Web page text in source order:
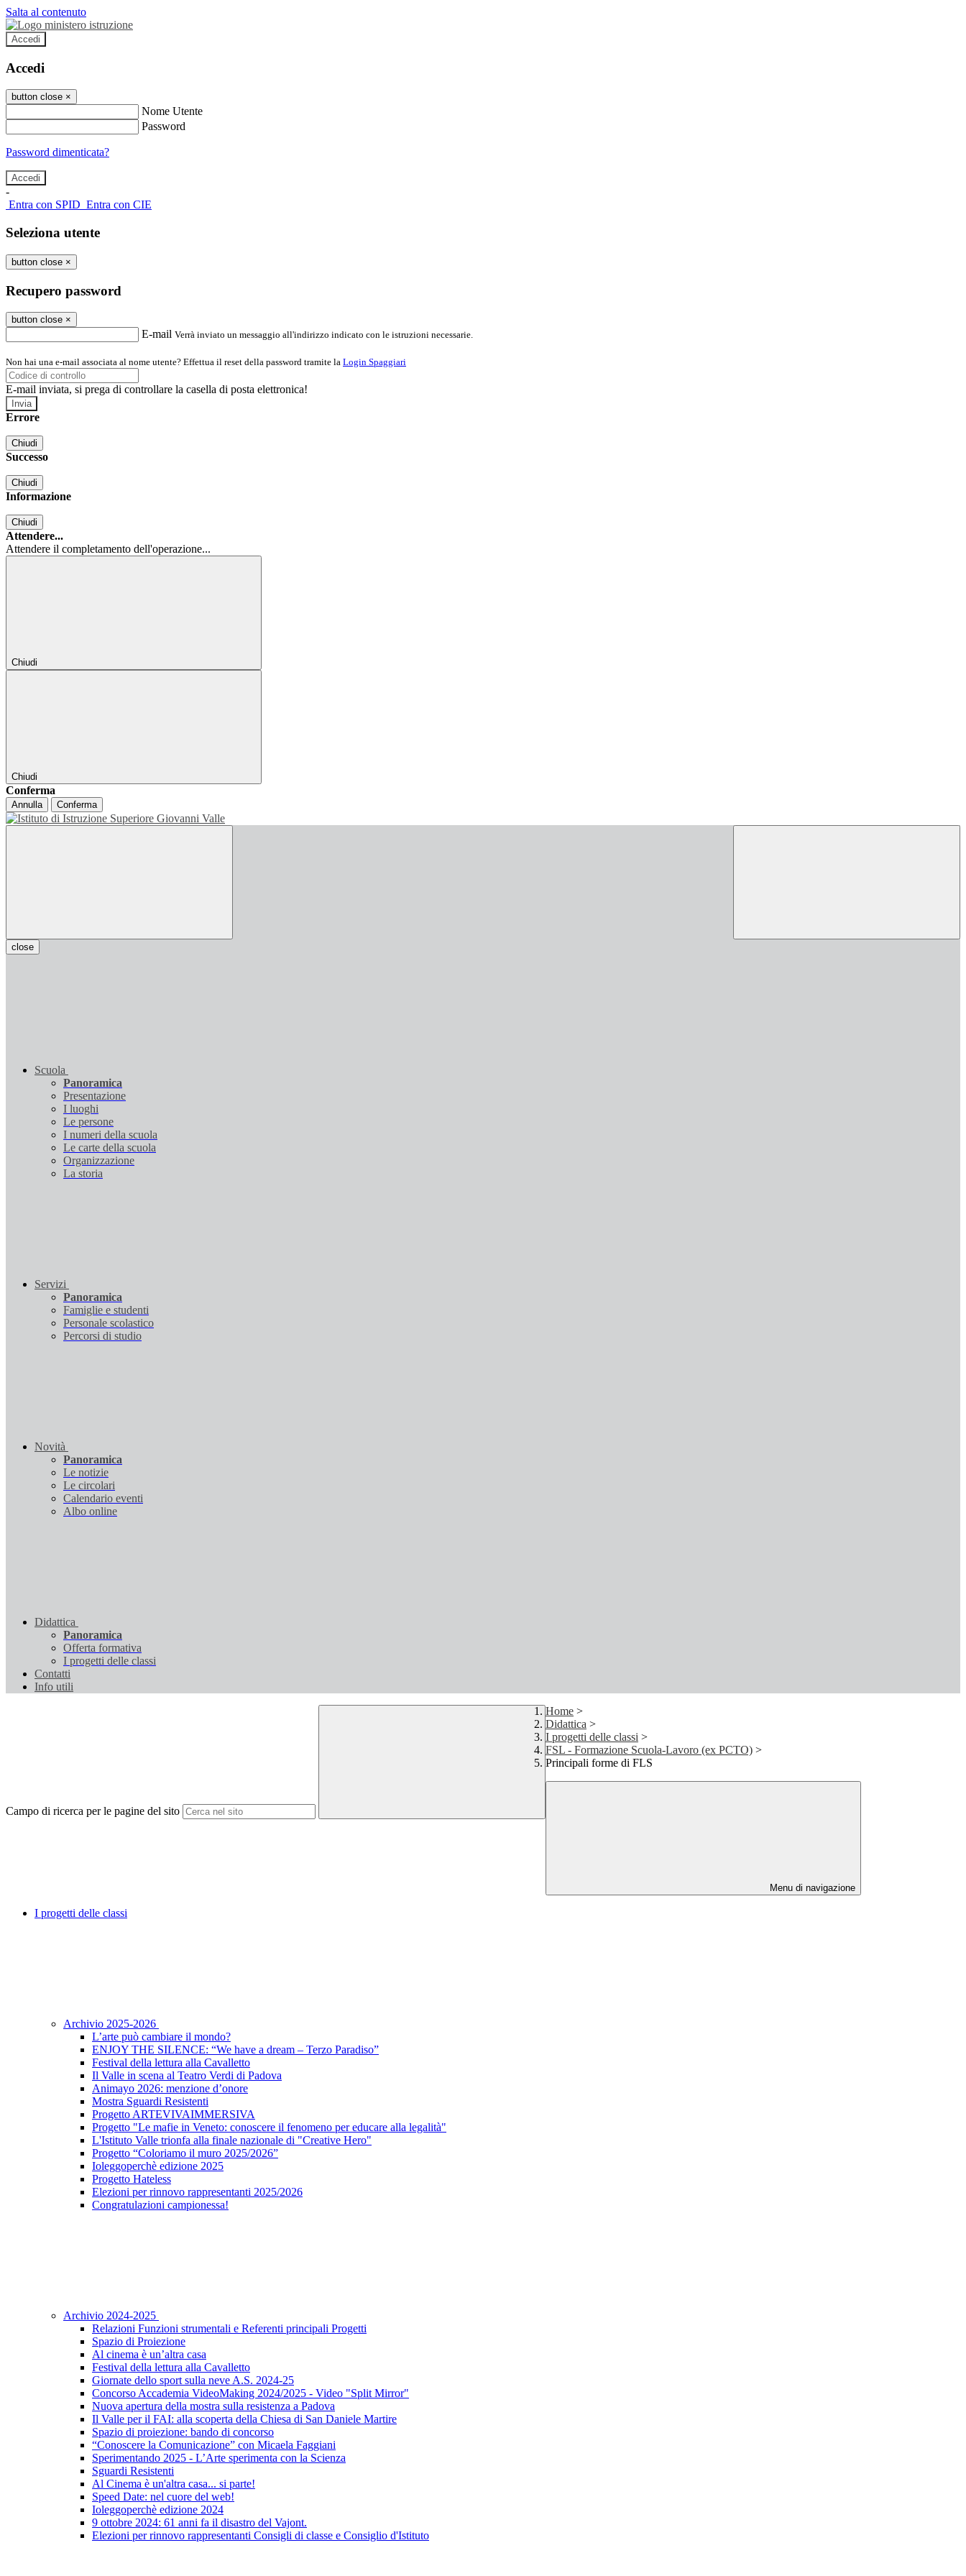
Salta al contenuto
Accedi
Accedi
button close ×
Nome Utente
Password
Password dimenticata?
-
Entra con SPID Entra con CIE
Seleziona utente
button close ×
Recupero password
button close ×
E-mail Verrà inviato un messaggio all'indirizzo indicato con le istruzioni necessarie.
Non hai una e-mail associata al nome utente? Effettua il reset della password tramite la Login Spaggiari
E-mail inviata, si prega di controllare la casella di posta elettronica!
Errore
Chiudi
Successo
Chiudi
Informazione
Chiudi
Attendere...
Attendere il completamento dell'operazione...
Chiudi
Chiudi
Conferma
Annulla Conferma
close
Scuola
Panoramica
Presentazione
I luoghi
Le persone
I numeri della scuola
Le carte della scuola
Organizzazione
La storia
Servizi
Panoramica
Famiglie e studenti
Personale scolastico
Percorsi di studio
Novità
Panoramica
Le notizie
Le circolari
Calendario eventi
Albo online
Didattica
Panoramica
Offerta formativa
I progetti delle classi
Contatti
Info utili
Campo di ricerca per le pagine del sito
Home >
Didattica >
I progetti delle classi >
FSL - Formazione Scuola-Lavoro (ex PCTO) >
Principali forme di FLS
Menu di navigazione
I progetti delle classi
Archivio 2025-2026
L’arte può cambiare il mondo?
ENJOY THE SILENCE: “We have a dream – Terzo Paradiso”
Festival della lettura alla Cavalletto
Il Valle in scena al Teatro Verdi di Padova
Animayo 2026: menzione d’onore
Mostra Sguardi Resistenti
Progetto ARTEVIVAIMMERSIVA
Progetto "Le mafie in Veneto: conoscere il fenomeno per educare alla legalità"
L'Istituto Valle trionfa alla finale nazionale di "Creative Hero"
Progetto “Coloriamo il muro 2025/2026”
Ioleggoperchè edizione 2025
Progetto Hateless
Elezioni per rinnovo rappresentanti 2025/2026
Congratulazioni campionessa!
Archivio 2024-2025
Relazioni Funzioni strumentali e Referenti principali Progetti
Spazio di Proiezione
Al cinema è un’altra casa
Festival della lettura alla Cavalletto
Giornate dello sport sulla neve A.S. 2024-25
Concorso Accademia VideoMaking 2024/2025 - Video "Split Mirror"
Nuova apertura della mostra sulla resistenza a Padova
Il Valle per il FAI: alla scoperta della Chiesa di San Daniele Martire
Spazio di proiezione: bando di concorso
“Conoscere la Comunicazione” con Micaela Faggiani
Sperimentando 2025 - L’Arte sperimenta con la Scienza
Sguardi Resistenti
Al Cinema è un'altra casa... si parte!
Speed Date: nel cuore del web!
Ioleggoperchè edizione 2024
9 ottobre 2024: 61 anni fa il disastro del Vajont.
Elezioni per rinnovo rappresentanti Consigli di classe e Consiglio d'Istituto